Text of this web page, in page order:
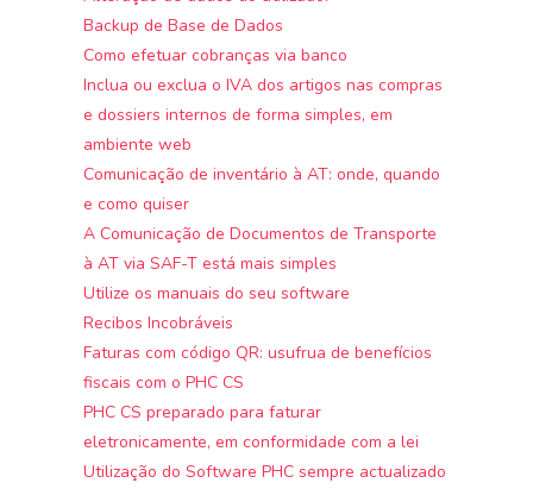
Backup de Base de Dados
Como efetuar cobranças via banco
Inclua ou exclua o IVA dos artigos nas compras
e dossiers internos de forma simples, em
ambiente web
Comunicação de inventário à AT: onde, quando
e como quiser
A Comunicação de Documentos de Transporte
à AT via SAF-T está mais simples
Utilize os manuais do seu software
Recibos Incobráveis
Faturas com código QR: usufrua de benefícios
fiscais com o PHC CS
PHC CS preparado para faturar
eletronicamente, em conformidade com a lei
Utilização do Software PHC sempre actualizado